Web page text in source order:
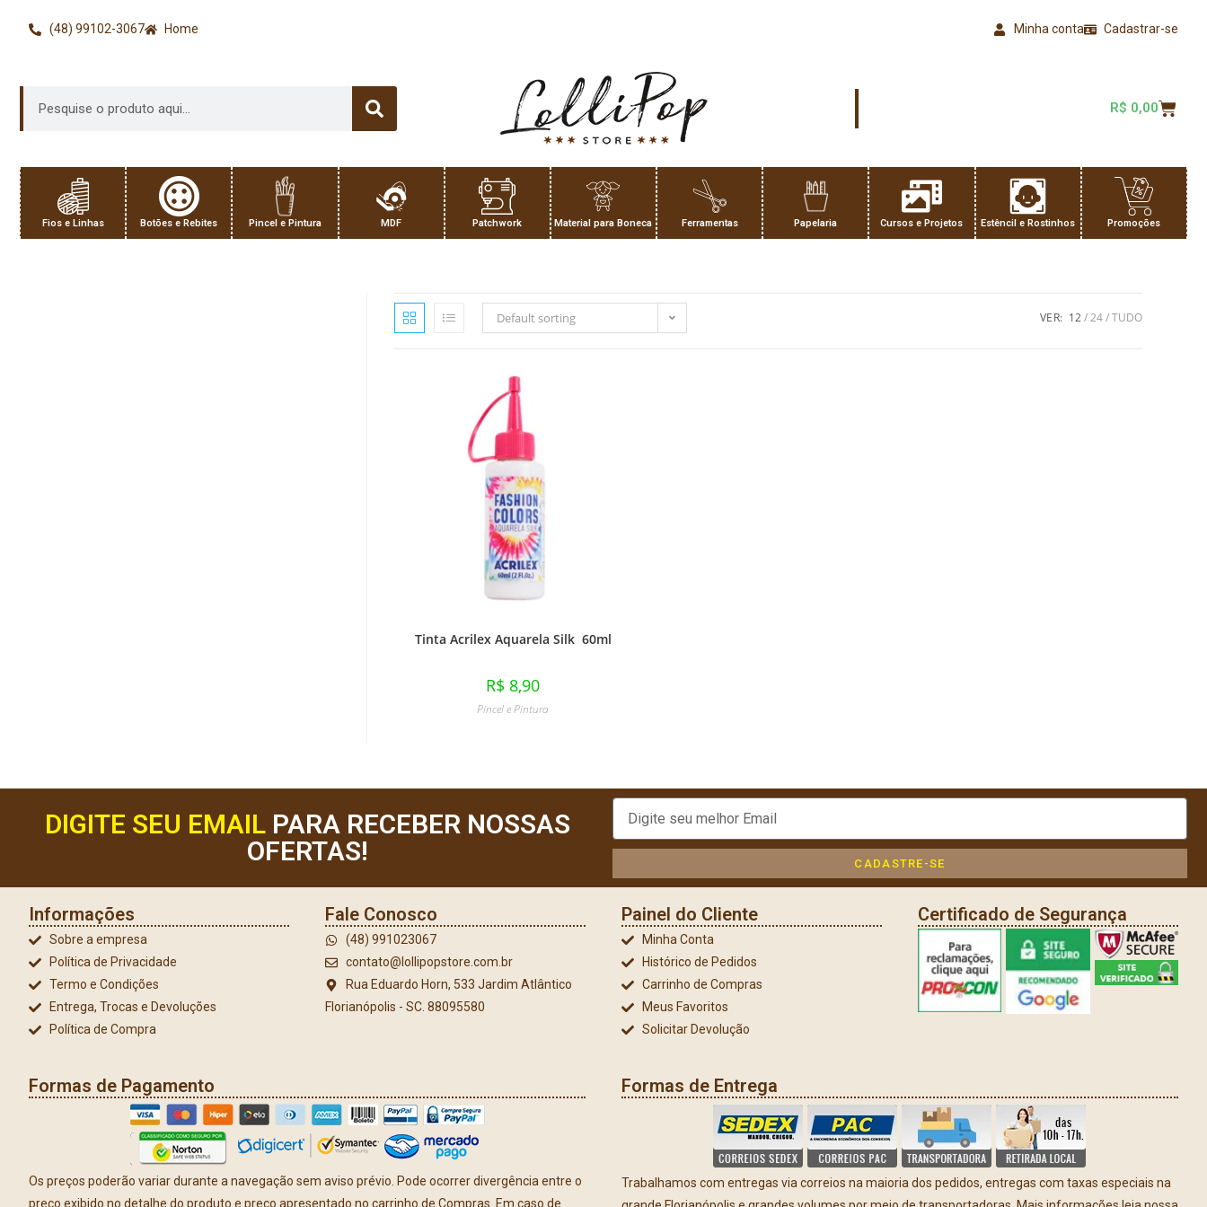
(48) 99102-3067 Home Cadastrar-se
Minha conta
R$ 0,00
Fios e Linhas Botões e Rebites Pincel e Pintura MDF Patchwork Material para Boneca Ferramentas Papelaria Cursos e Projetos Estêncil e Rostinhos Promoções
Default sorting VER: 12 24 TUDO
Tinta Acrilex Aquarela Silk 60ml
R$ 8,90
Pincel e Pintura
DIGITE SEU EMAILPARA RECEBER NOSSAS
OFERTAS!
CADASTRE-SE
Informações
Sobre a empresa
Política de Privacidade
Termo e Condições
Entrega, Trocas e Devoluções
Política de Compra
Fale Conosco
(48) 991023067
contato@lollipopstore.com.br
Rua Eduardo Horn, 533 Jardim Atlântico
Florianópolis - SC. 88095580
Painel do Cliente
Minha Conta
Histórico de Pedidos
Carrinho de Compras
Meus Favoritos
Solicitar Devolução
Certificado de Segurança
Formas de Pagamento
Os preços poderão variar durante a navegação sem aviso prévio. Pode ocorrer divergência entre o
preço exibido no detalhe do produto e preço apresentado no carrinho de Compras. Em caso de
Formas de Entrega
Trabalhamos com entregas via correios na maioria dos pedidos, entregas com taxas especiais na